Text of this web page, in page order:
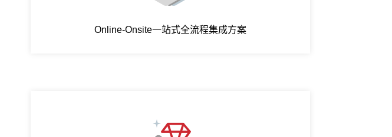
Online-Onsite一站式全流程集成方案